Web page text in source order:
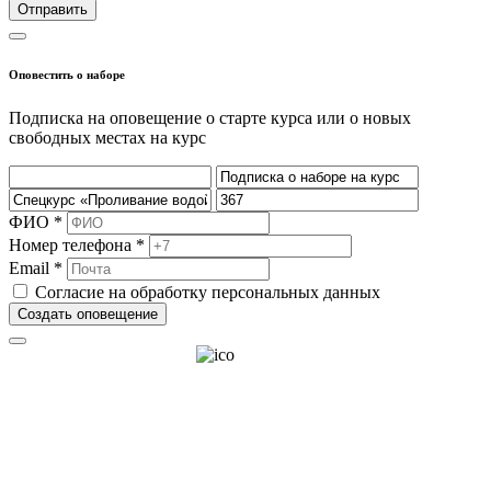
Отправить
Оповестить о наборе
Подписка на оповещение о старте курса или о новых
свободных местах на курс
ФИО *
Номер телефона *
Email *
Согласие на обработку персональных данных
Создать оповещение